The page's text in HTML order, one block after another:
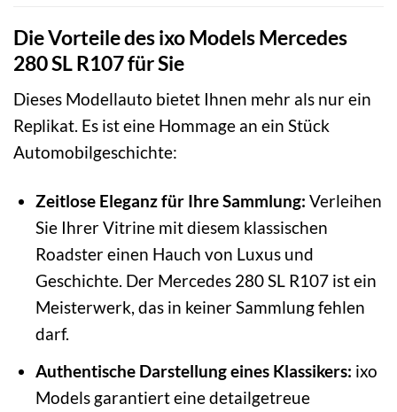
Die Vorteile des ixo Models Mercedes
280 SL R107 für Sie
Dieses Modellauto bietet Ihnen mehr als nur ein
Replikat. Es ist eine Hommage an ein Stück
Automobilgeschichte:
Zeitlose Eleganz für Ihre Sammlung: Verleihen
Sie Ihrer Vitrine mit diesem klassischen
Roadster einen Hauch von Luxus und
Geschichte. Der Mercedes 280 SL R107 ist ein
Meisterwerk, das in keiner Sammlung fehlen
darf.
Authentische Darstellung eines Klassikers: ixo
Models garantiert eine detailgetreue